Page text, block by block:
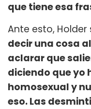
que tiene esa
Ante esto, Holder
decir una cosa
aclarar que
diciendo que yo
homosexual y
eso. Las